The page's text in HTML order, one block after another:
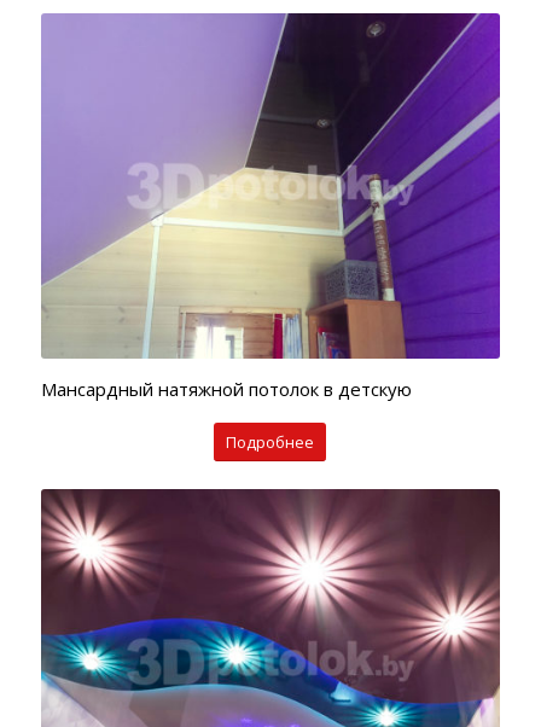
Мансардный натяжной потолок в детскую
Подробнее
7607788
Онлайн
консультация:
соцсетях:
Электронная
почта: